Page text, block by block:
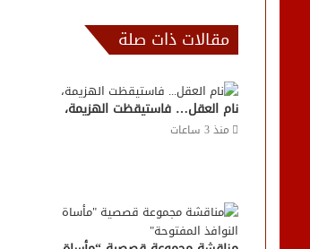
مقالات ذات صلة
نام العقل… فاستيقظت الهزيمة،
منذ 3 ساعات